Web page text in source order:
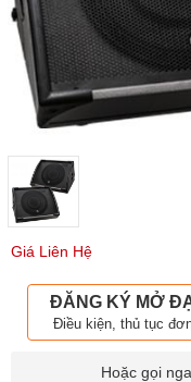
Giá Liên Hệ
ĐĂNG KÝ MỞ
Điều kiện, thủ tục
Hoặc gọi